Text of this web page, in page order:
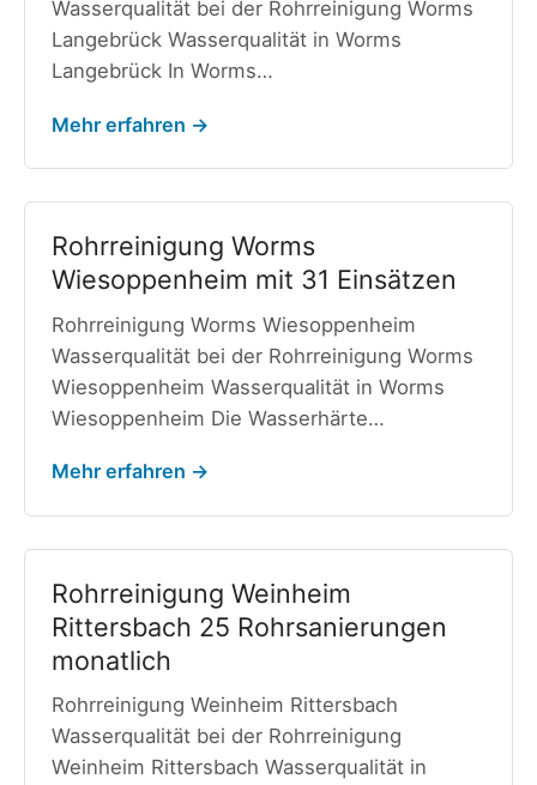
Wasserqualität bei der Rohrreinigung Worms
Langebrück Wasserqualität in Worms
Langebrück In Worms…
Mehr erfahren →
Rohrreinigung Worms
Wiesoppenheim mit 31 Einsätzen
Rohrreinigung Worms Wiesoppenheim
Wasserqualität bei der Rohrreinigung Worms
Wiesoppenheim Wasserqualität in Worms
Wiesoppenheim Die Wasserhärte…
Mehr erfahren →
Rohrreinigung Weinheim
Rittersbach 25 Rohrsanierungen
monatlich
Rohrreinigung Weinheim Rittersbach
Wasserqualität bei der Rohrreinigung
Weinheim Rittersbach Wasserqualität in